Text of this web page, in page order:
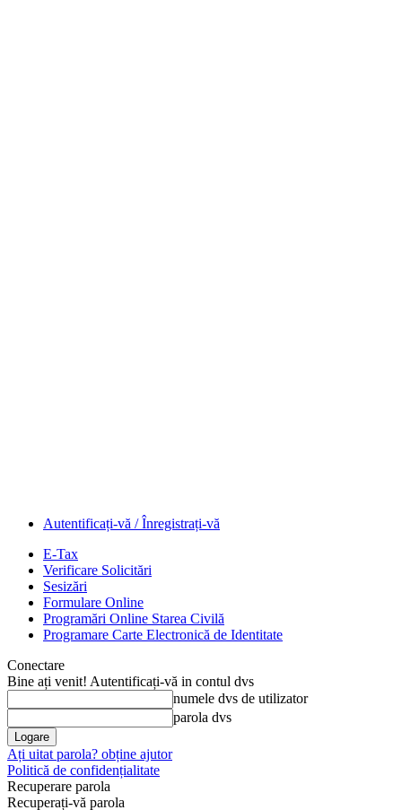
Autentificați-vă / Înregistrați-vă
E-Tax
Verificare Solicitări
Sesizări
Formulare Online
Programări Online Starea Civilă
Programare Carte Electronică de Identitate
Conectare
Bine ați venit! Autentificați-vă in contul dvs
numele dvs de utilizator
parola dvs
Ați uitat parola? obține ajutor
Politică de confidențialitate
Recuperare parola
Recuperați-vă parola